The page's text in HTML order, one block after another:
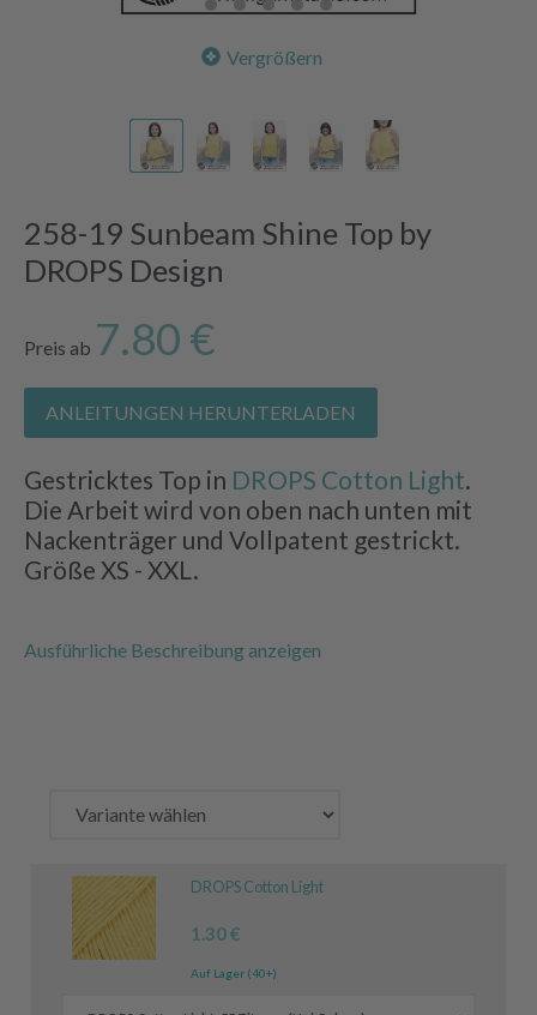
Vergrößern
258-19 Sunbeam Shine Top by
DROPS Design
Preis ab 7.80 €
ANLEITUNGEN HERUNTERLADEN
Gestricktes Top in DROPS Cotton Light.
Die Arbeit wird von oben nach unten mit
Nackenträger und Vollpatent gestrickt.
Größe XS - XXL.
Ausführliche Beschreibung anzeigen
DROPS Cotton Light
1.30 €
Auf Lager (40+)